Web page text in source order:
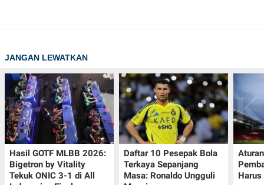
JANGAN LEWATKAN
Hasil GOTF MLBB 2026:
Bigetron by Vitality
Tekuk ONIC 3-1 di All
Daftar 10 Pesepak Bola
Terkaya Sepanjang
Masa: Ronaldo Ungguli